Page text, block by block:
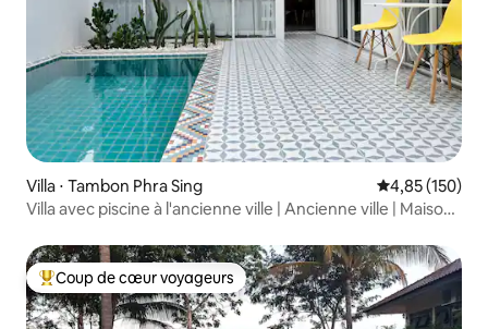
Villa ⋅ Tambon Phra Sing Évaluation
4,85 (150)
Villa avec piscine à l'ancienne ville | Ancienne ville | Maison
de la porte de Tha Pae | Tha Pae Gate
Coups de cœur voyageurs les plus appréciés
Coup de cœur voyageurs